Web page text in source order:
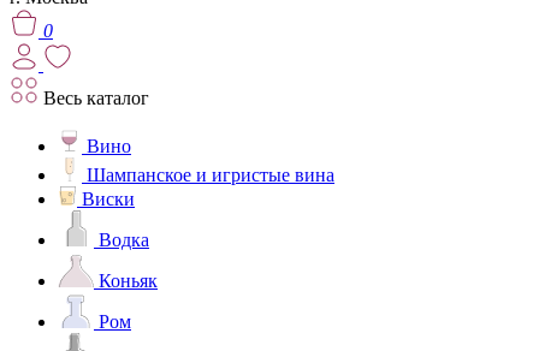
0
Весь каталог
Вино
Шампанское и игристые вина
Виски
Водка
Коньяк
Ром